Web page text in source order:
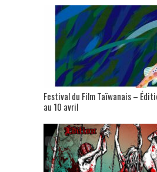
Festival du Film Taïwanais –
au 10 avril